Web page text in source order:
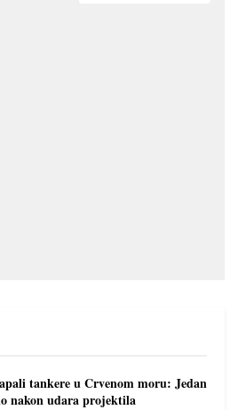
tankere u Crvenom moru: Jedan
nakon udara projektila